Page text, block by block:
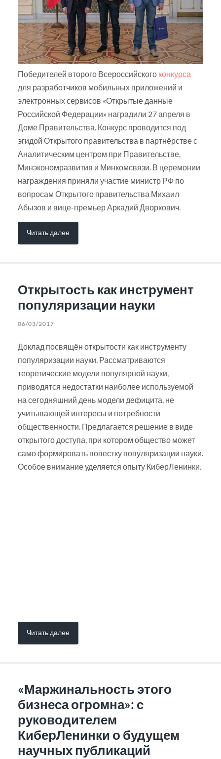
Победителей второго Всероссийского конкурса
для разработчиков мобильных приложений и
электронных сервисов «Открытые данные
Российской Федерации» наградили 27 апреля в
Доме Правительства. Конкурс проводится под
эгидой Открытого правительства в партнёрстве с
Аналитическим центром при Правительстве,
Минэкономразвития и Минкомсвязи. В церемонии
награждения приняли участие министр РФ по
вопросам Открытого правительства Михаил
Абызов и вице-премьер Аркадий Дворкович.
Читать далее
Открытость как инструмент
популяризации науки
06/03/2017
Доклад посвящён открытости как инструменту
популяризации науки. Рассматриваются
теоретические модели популярной науки,
приводятся недостатки наиболее используемой
на сегодняшний день модели дефицита, не
учитывающей интересы и потребности
общественности. Предлагается решение в виде
открытого доступа, при котором общество может
само формировать повестку популяризации науки.
Особое внимание уделяется опыту КиберЛенинки.
Читать далее
«Маржинальность этого
бизнеса огромна»: с
руководителем
КиберЛенинки о будущем
научных публикаций